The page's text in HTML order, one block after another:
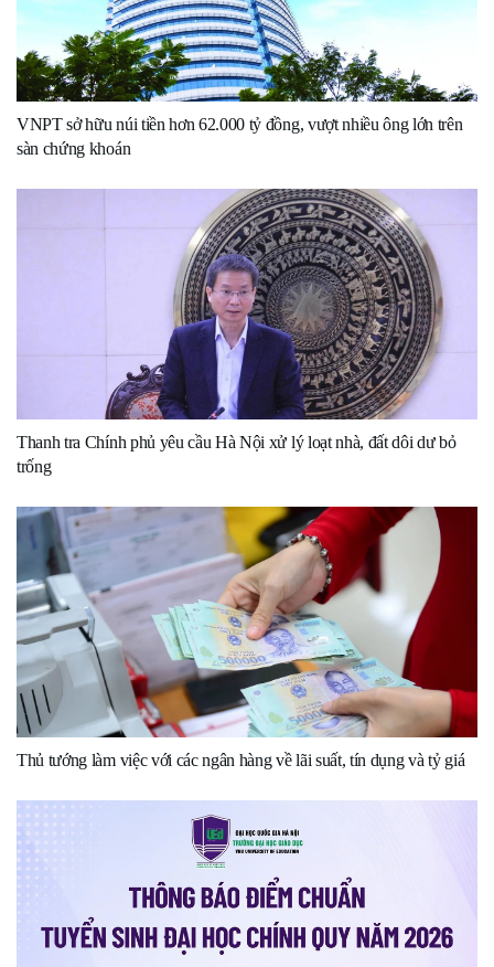
VNPT sở hữu núi tiền hơn 62.000 tỷ đồng, vượt nhiều ông lớn trên
sàn chứng khoán
Thanh tra Chính phủ yêu cầu Hà Nội xử lý loạt nhà, đất dôi dư bỏ
trống
Thủ tướng làm việc với các ngân hàng về lãi suất, tín dụng và tỷ giá